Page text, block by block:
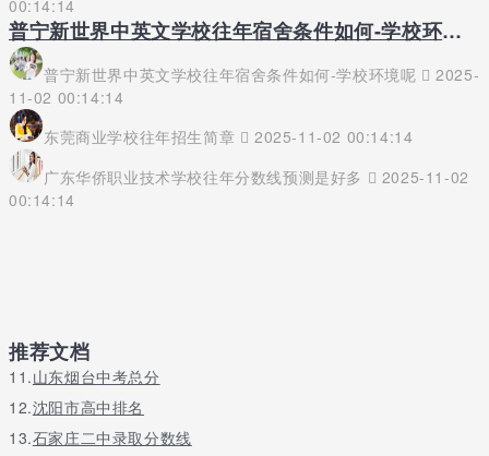
00:14:14
普宁新世界中英文学校往年宿舍条件如何-学校环境呢
普宁新世界中英文学校往年宿舍条件如何-学校环境呢
2025-
11-02 00:14:14
东莞商业学校往年招生简章
2025-11-02 00:14:14
广东华侨职业技术学校往年分数线预测是好多
2025-11-02
00:14:14
推荐文档
11.山东烟台中考总分
12.沈阳市高中排名
13.石家庄二中录取分数线